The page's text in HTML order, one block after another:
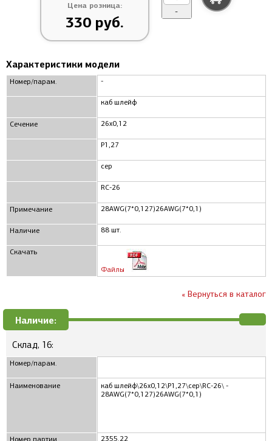
Цена розница:
330 руб.
-
Характеристики модели
Номер/парам.
Сечение
Примечание
Наличие
Скачать
-
каб шлейф
26x0,12
P1,27
сер
RC-26
28AWG(7*0,127)26AWG(7*0,1)
88 шт.
Файлы
« Вернуться в каталог
Наличие:
Склад, 16:
Номер/парам.
Наименование
Номер партии
каб шлейф\26x0,12\P1,27\сер\RC-26\ -
28AWG(7*0,127)26AWG(7*0,1)
2355.22